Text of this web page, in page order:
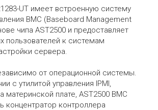
UT имеет встроенную систему
BMC (Baseboard Management
чипа AST2500 и предоставляет
пользователей к системам
сервера.
от операционной системы.
с утилитой управления IPMI,
материнской плате, AST2500 BMC
концентратор контроллера